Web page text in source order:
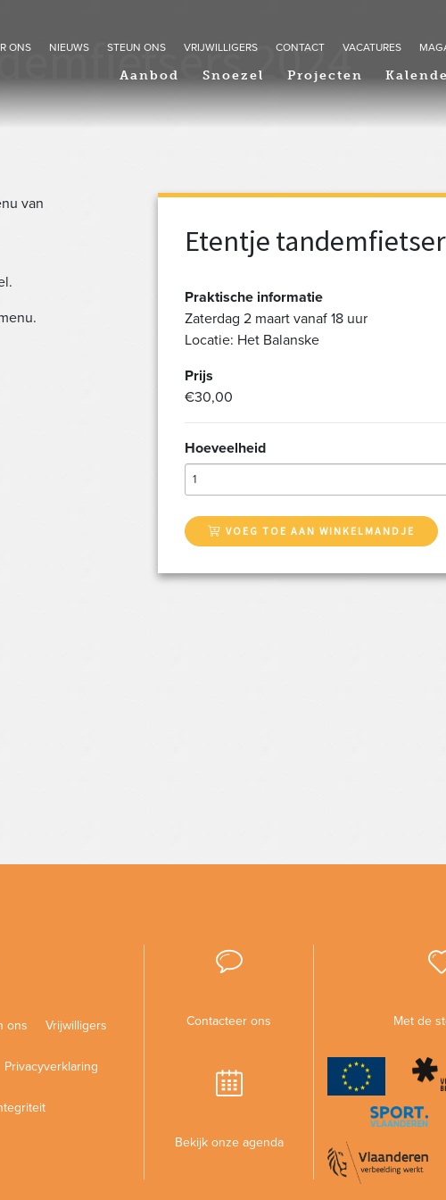
ONS NIEUWS STEUN ONS VRIJWILLIGERS CONTACT VACATURES
Aanbod Snoezel Projecten
2024
van
Etentje
Praktische informatie
Zaterdag 2 maart vanaf 18 uur
Locatie: Het Balanske
Prijs
€30,00
Hoeveelheid
1
VOEG TOE AAN WINKELMANDJE
ons Vrijwilligers
Privacyverklaring
Contacteer ons
Bekijk onze agenda
Met de